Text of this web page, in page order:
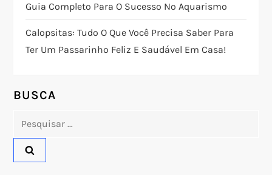
d
e
o
s
t
Guia Completo Para O Sucesso No Aquarismo
Calopsitas: Tudo O Que Você Precisa Saber Para
Ter Um Passarinho Feliz E Saudável Em Casa!
BUSCA
Pesquisar